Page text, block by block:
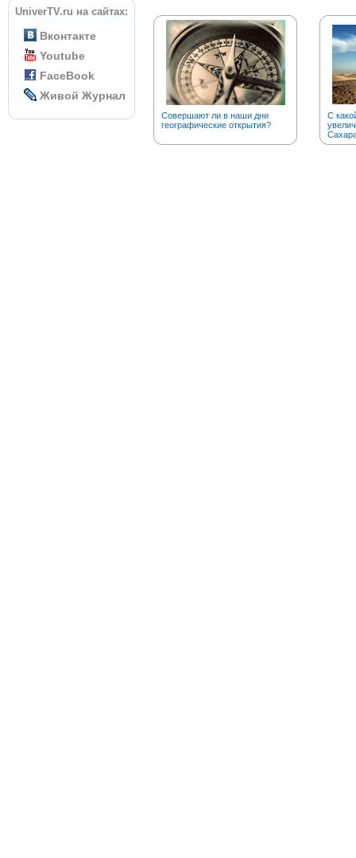
UniverTV.ru на сайтах:
Вконтакте
Youtube
FaceBook
Живой Журнал
Совершают ли в наши дни
географические открытия?
С